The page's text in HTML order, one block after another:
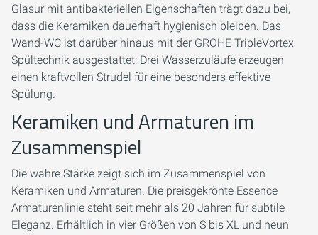
Glasur mit antibakteriellen Eigenschaften trägt dazu bei,
dass die Keramiken dauerhaft hygienisch bleiben. Das
Wand-WC ist darüber hinaus mit der GROHE TripleVortex
Spültechnik ausgestattet: Drei Wasserzuläufe erzeugen
einen kraftvollen Strudel für eine besonders effektive
Spülung.
Keramiken und Armaturen im
Zusammenspiel
Die wahre Stärke zeigt sich im Zusammenspiel von
Keramiken und Armaturen. Die preisgekrönte Essence
Armaturenlinie steht seit mehr als 20 Jahren für subtile
Eleganz. Erhältlich in vier Größen von S bis XL und neun